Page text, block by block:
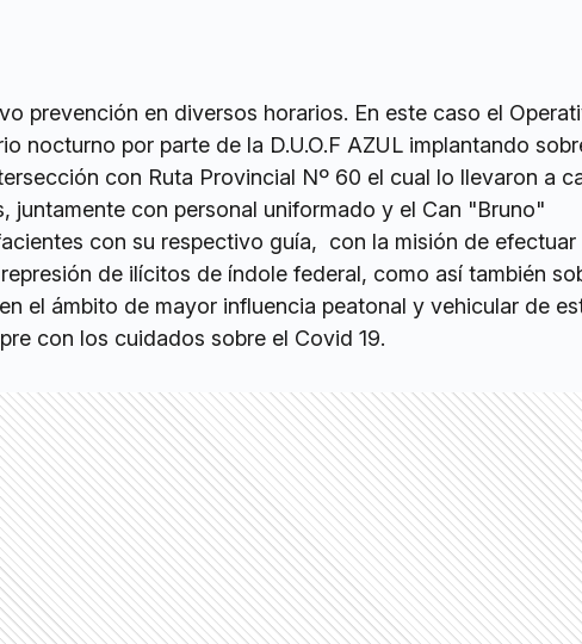
prevención en diversos horarios. En este caso el
nocturno por parte de la D.U.O.F AZUL implantando
con Ruta Provincial Nº 60 el cual lo llevaron a
juntamente con personal uniformado y el Can "Bruno"
con su respectivo guía, con la misión de efectuar
de ilícitos de índole federal, como así también
el ámbito de mayor influencia peatonal y vehicular de
con los cuidados sobre el Covid 19.